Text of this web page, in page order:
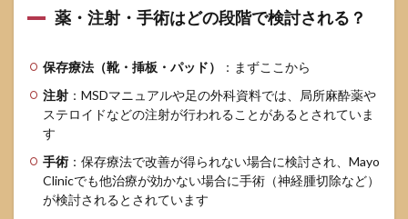
薬・注射・手術はどの段階で検討される？
保存療法（靴・挿板・パッド）
：まずここから
注射 ：MSDマニュアルや足の外科資料では、局所麻酔薬や
ステロイドなどの注射が行われることがあるとされていま
す
手術 ：保存療法で改善が得られない場合に検討され、Mayo
Clinicでも他治療が効かない場合に手術（神経腫切除など）
が検討されるとされています